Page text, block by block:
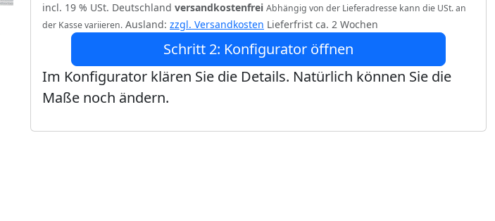
incl. 19 % USt. Deutschland versandkostenfrei Abhängig von der Lieferadresse kann die USt. an
der Kasse variieren. Ausland: zzgl. Versandkosten Lieferfrist ca. 2 Wochen
Schritt 2: Konfigurator öffnen
Im Konfigurator klären Sie die Details. Natürlich können Sie die
Maße noch ändern.